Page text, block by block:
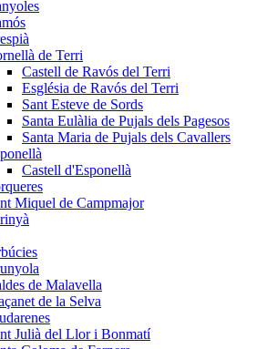
de Terri
Castell de Ravós del Terri
Església de Ravós del Terri
Sant Esteve de Sords
Santa Eulàlia de Pujals dels Pagesos
Santa Maria de Pujals dels Cavallers
Castell d'Esponellà
Miquel de Campmajor
de Malavella
de la Selva
Julià del Llor i Bonmatí